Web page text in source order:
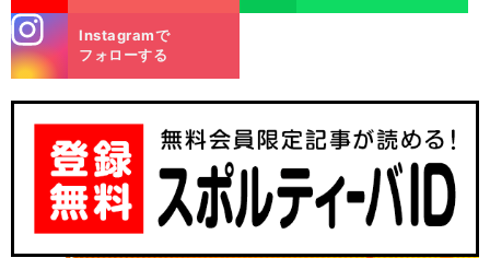
m
Instagramで
フォローする